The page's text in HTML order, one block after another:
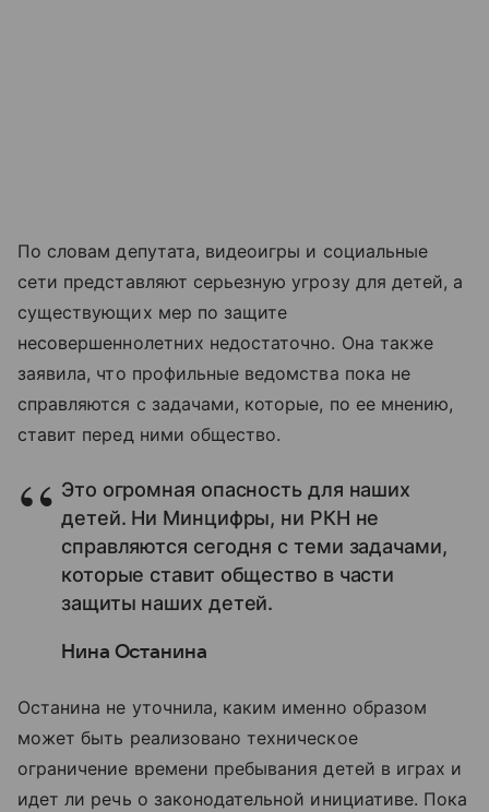
По словам депутата, видеоигры и социальные
сети представляют серьезную угрозу для детей, а
существующих мер по защите
несовершеннолетних недостаточно. Она также
заявила, что профильные ведомства пока не
справляются с задачами, которые, по ее мнению,
ставит перед ними общество.
Это огромная опасность для наших
детей. Ни Минцифры, ни РКН не
справляются сегодня с теми задачами,
которые ставит общество в части
защиты наших детей.
Нина Останина
Останина не уточнила, каким именно образом
может быть реализовано техническое
ограничение времени пребывания детей в играх и
идет ли речь о законодательной инициативе. Пока